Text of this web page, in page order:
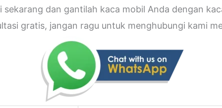
dan gantilah kaca mobil Anda dengan
gratis, jangan ragu untuk menghubungi kami